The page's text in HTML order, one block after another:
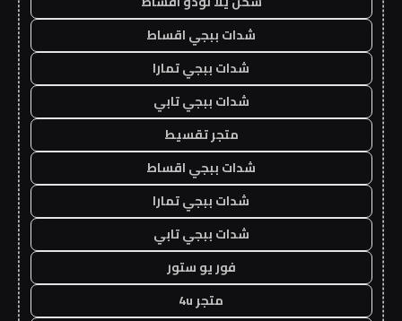
شدات ببجي اقساط
شدات ببجي تمارا
شدات ببجي تابي
متجر تقسيط
شدات ببجي اقساط
شدات ببجي تمارا
شدات ببجي تابي
فور يو ستور
متجر 4u